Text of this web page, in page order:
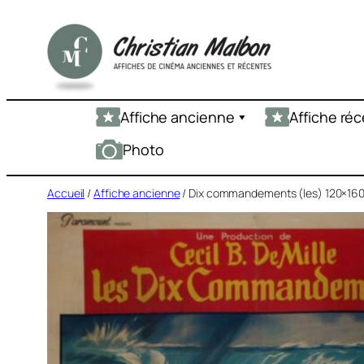
contenu
Affiche ancienne Affiche
Photo
Accueil /Affiche ancienne/ Dix commandements (les) 120×160